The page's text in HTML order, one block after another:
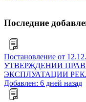
Последние
Постановление от
УТВЕРЖДЕНИИ
ЭКСПЛУАТАЦИИ
Добавлен: 6 дней назад